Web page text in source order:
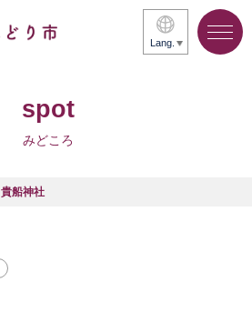
Lang.
spot
みどころ
貴船神社